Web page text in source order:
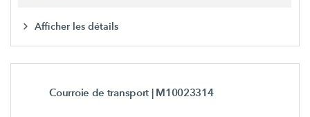
Afficher les détails
Courroie de transport | M10023314